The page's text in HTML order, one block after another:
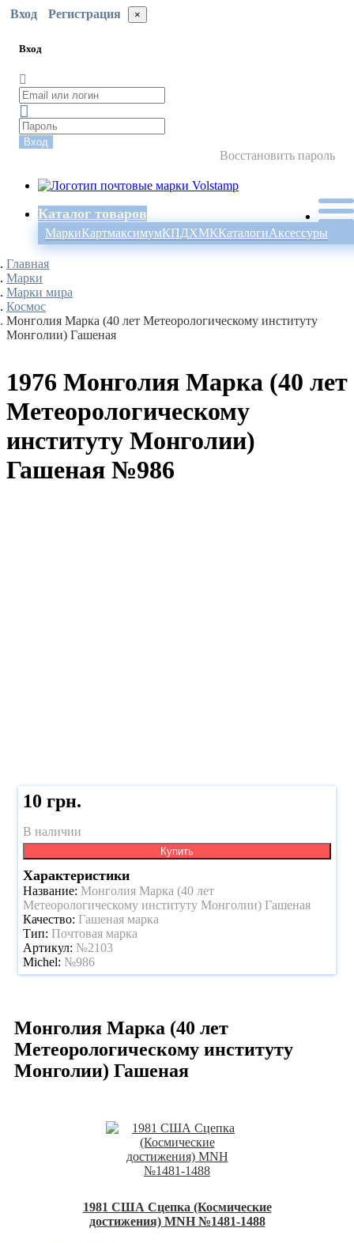
Вход Регистрация ×
Вход
Вход
Восстановить пароль
Каталог товаров
МаркиКартмаксимумКПДХМККаталогиАксессуры
Главная
Марки
Марки мира
Космос
Монголия Марка (40 лет Метеорологическому институту
Монголии) Гашеная
1976 Монголия Марка (40 лет
Метеорологическому
институту Монголии)
Гашеная №986
10 грн.
В наличии
Купить
Характеристики
Название: Монголия Марка (40 лет
Метеорологическому институту Монголии) Гашеная
Качество: Гашеная марка
Тип: Почтовая марка
Артикул: №2103
Michel: №986
Монголия Марка (40 лет
Метеорологическому институту
Монголии) Гашеная
1981 США Сцепка (Космические
достижения) MNH №1481-1488